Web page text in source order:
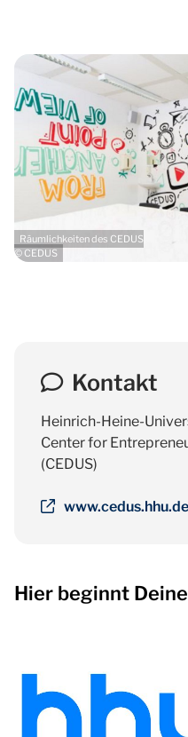
Räumlichkeiten des CEDUS
© CEDUS
Kontakt
Heinrich-Heine-
Center for
(CEDUS)
www.cedus.hhu.de
Hier beginnt